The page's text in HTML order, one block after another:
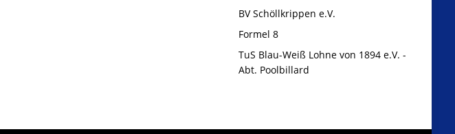
BV Schöllkrippen e.V.
Formel 8
TuS Blau-Weiß Lohne von 1894 e.V. -
Abt. Poolbillard